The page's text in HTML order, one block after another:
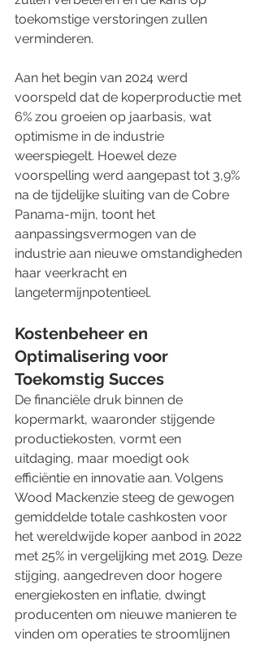
toekomstige verstoringen zullen
verminderen.
Aan het begin van 2024 werd
voorspeld dat de koperproductie met
6% zou groeien op jaarbasis, wat
optimisme in de industrie
weerspiegelt. Hoewel deze
voorspelling werd aangepast tot 3,9%
na de tijdelijke sluiting van de Cobre
Panama-mijn, toont het
aanpassingsvermogen van de
industrie aan nieuwe omstandigheden
haar veerkracht en
langetermijnpotentieel.
Kostenbeheer en
Optimalisering voor
Toekomstig Succes
De financiële druk binnen de
kopermarkt, waaronder stijgende
productiekosten, vormt een
uitdaging, maar moedigt ook
efficiëntie en innovatie aan. Volgens
Wood Mackenzie steeg de gewogen
gemiddelde totale cashkosten voor
het wereldwijde koper aanbod in 2022
met 25% in vergelijking met 2019. Deze
stijging, aangedreven door hogere
energiekosten en inflatie, dwingt
producenten om nieuwe manieren te
vinden om operaties te stroomlijnen